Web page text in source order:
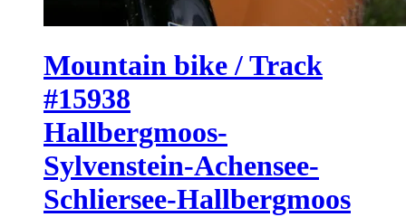
Mountain bike / Track
#15938
Hallbergmoos-
Sylvenstein-Achensee-
Schliersee-Hallbergmoos